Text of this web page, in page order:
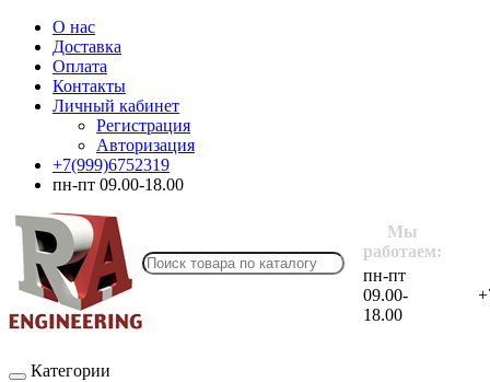
О нас
Доставка
Оплата
Контакты
Личный кабинет
Регистрация
Авторизация
+7(999)6752319
пн-пт 09.00-18.00
Мы
работаем:
пн-пт
09.00-
18.00
Категории